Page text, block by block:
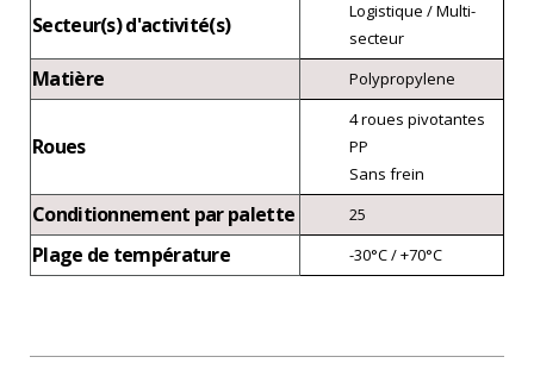
Secteur(s) d'activité(s)
Logistique / Multi-
secteur
Matière Polypropylene
Roues
4 roues pivotantes
PP
Sans frein
Conditionnement par palette 25
Plage de température -30°C / +70°C